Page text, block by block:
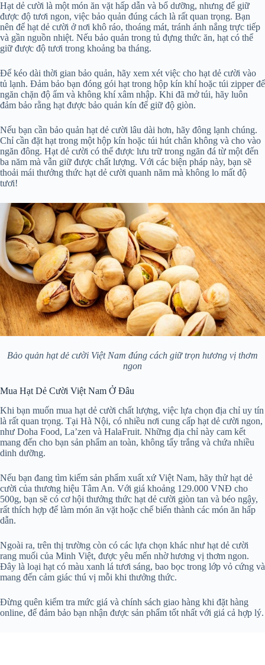
Hạt dẻ cười là một món ăn vặt hấp dẫn và bổ dưỡng, nhưng để giữ
được độ tươi ngon, việc bảo quản đúng cách là rất quan trọng. Bạn
nên để hạt dẻ cười ở nơi khô ráo, thoáng mát, tránh ánh nắng trực tiếp
và gần nguồn nhiệt. Nếu bảo quản trong tủ đựng thức ăn, hạt có thể
giữ được độ tươi trong khoảng ba tháng.
Để kéo dài thời gian bảo quản, hãy xem xét việc cho hạt dẻ cười vào
tủ lạnh. Đảm bảo bạn đóng gói hạt trong hộp kín khí hoặc túi zipper để
ngăn chặn độ ẩm và không khí xâm nhập. Khi đã mở túi, hãy luôn
đảm bảo rằng hạt được bảo quản kín để giữ độ giòn.
Nếu bạn cần bảo quản hạt dẻ cười lâu dài hơn, hãy đông lạnh chúng.
Chỉ cần đặt hạt trong một hộp kín hoặc túi hút chân không và cho vào
ngăn đông. Hạt dẻ cười có thể được lưu trữ trong ngăn đá từ một đến
ba năm mà vẫn giữ được chất lượng. Với các biện pháp này, bạn sẽ
thoải mái thưởng thức hạt dẻ cười quanh năm mà không lo mất độ
tươi!
Bảo quản hạt dẻ cười Việt Nam đúng cách giữ trọn hương vị thơm
ngon
Mua Hạt Dẻ Cười Việt Nam Ở Đâu
Khi bạn muốn mua hạt dẻ cười chất lượng, việc lựa chọn địa chỉ uy tín
là rất quan trọng. Tại Hà Nội, có nhiều nơi cung cấp hạt dẻ cười ngon,
như Doha Food, La’zen và HalaFruit. Những địa chỉ này cam kết
mang đến cho bạn sản phẩm an toàn, không tẩy trắng và chứa nhiều
dinh dưỡng.
Nếu bạn đang tìm kiếm sản phẩm xuất xứ Việt Nam, hãy thử hạt dẻ
cười của thương hiệu Tâm An. Với giá khoảng 129.000 VNĐ cho
500g, bạn sẽ có cơ hội thưởng thức hạt dẻ cười giòn tan và béo ngậy,
rất thích hợp để làm món ăn vặt hoặc chế biến thành các món ăn hấp
dẫn.
Ngoài ra, trên thị trường còn có các lựa chọn khác như hạt dẻ cười
rang muối của Minh Việt, được yêu mến nhờ hương vị thơm ngon.
Đây là loại hạt có màu xanh lá tươi sáng, bao bọc trong lớp vỏ cứng và
mang đến cảm giác thú vị mỗi khi thưởng thức.
Đừng quên kiểm tra mức giá và chính sách giao hàng khi đặt hàng
online, để đảm bảo bạn nhận được sản phẩm tốt nhất với giá cả hợp lý.